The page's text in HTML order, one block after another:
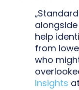
help
from
who
Insights